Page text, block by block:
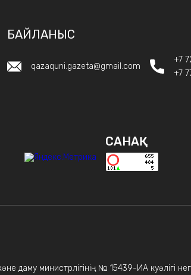
БАЙЛАНЫС
qazaquni.gazeta@gmail.com
+7
+7
САНАҚ
министрлігінің № 15439-ИА куәлігі